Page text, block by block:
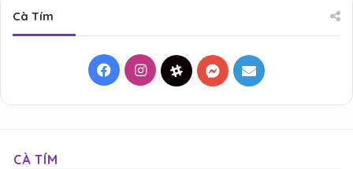
Cà Tím
FacebookInstagramThreadsMessenger
Mail
CÀ TÍM